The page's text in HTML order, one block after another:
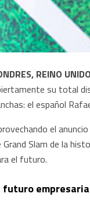
REINO
su total
el español
el
Grand Slam de la
el futuro.
futuro